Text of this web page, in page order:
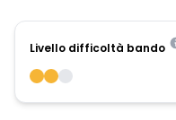
Livello difficoltà bando